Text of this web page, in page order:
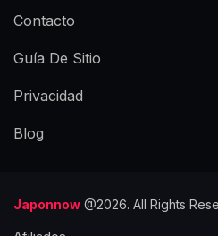
Contacto
Guía De Sitio
Privacidad
Blog
Japonnow @2026. All Rights